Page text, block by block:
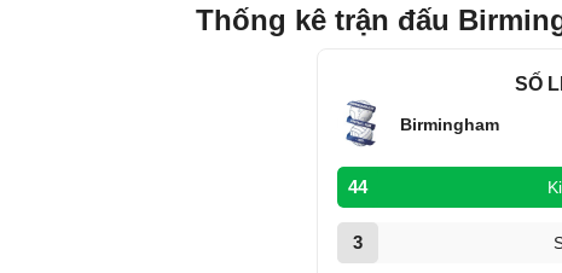
Thống kê trận đấu
SỐ
Birmingham
44
3